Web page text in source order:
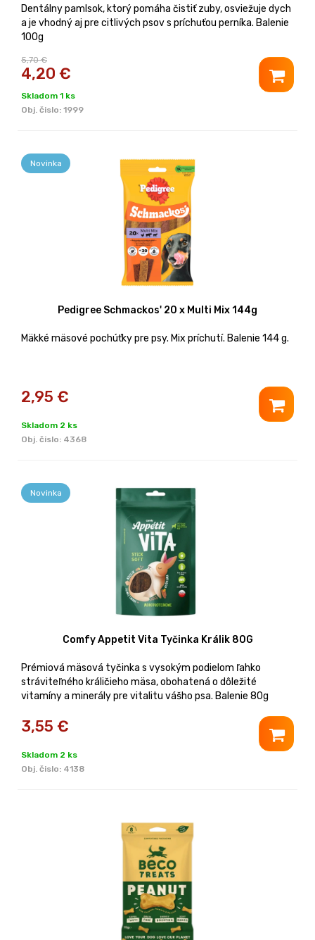
Dentálny pamlsok, ktorý pomáha čistiť zuby, osviežuje dych
a je vhodný aj pre citlivých psov s príchuťou perníka. Balenie
100g
5,70 €
4,20 €
Skladom 1 ks
Obj. čislo: 1999
Novinka
Pedigree Schmackos' 20 x Multi Mix 144g
Mäkké mäsové pochúťky pre psy. Mix príchutí. Balenie 144 g.
2,95 €
Skladom 2 ks
Obj. čislo: 4368
Novinka
Comfy Appetit Vita Tyčinka Králik 80G
Prémiová mäsová tyčinka s vysokým podielom ľahko
stráviteľného králičieho mäsa, obohatená o dôležité
vitamíny a minerály pre vitalitu vášho psa. Balenie 80g
3,55 €
Skladom 2 ks
Obj. čislo: 4138